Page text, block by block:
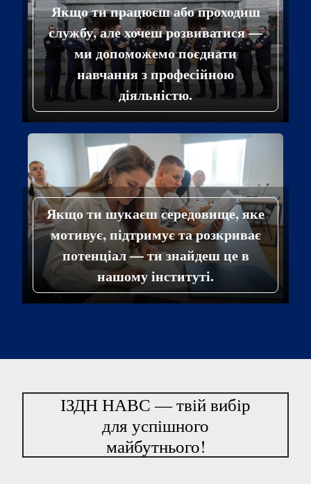
Якщо ти працюєш або проходиш
службу, але хочеш розвиватися —
ми допоможемо поєднати
навчання з професійною
діяльністю.
Якщо ти шукаєш середовище, яке
мотивує, підтримує та розкриває
потенціал — ти знайдеш це в
нашому інституті.
ІЗДН НАВС — твій вибір
для успішного
майбутнього!